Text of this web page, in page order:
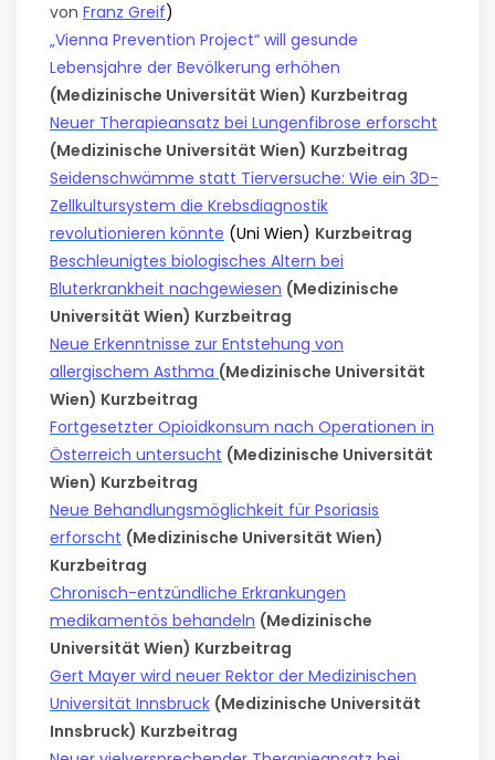
von Franz Greif)
„Vienna Prevention Project“ will gesunde
Lebensjahre der Bevölkerung erhöhen
(Medizinische Universität Wien) Kurzbeitrag
Neuer Therapieansatz bei Lungenfibrose erforscht
(Medizinische Universität Wien) Kurzbeitrag
Seidenschwämme statt Tierversuche: Wie ein 3D-
Zellkultursystem die Krebsdiagnostik
revolutionieren könnte (Uni Wien) Kurzbeitrag
Beschleunigtes biologisches Altern bei
Bluterkrankheit nachgewiesen (Medizinische
Universität Wien) Kurzbeitrag
Neue Erkenntnisse zur Entstehung von
allergischem Asthma (Medizinische Universität
Wien) Kurzbeitrag
Fortgesetzter Opioidkonsum nach Operationen in
Österreich untersucht (Medizinische Universität
Wien) Kurzbeitrag
Neue Behandlungsmöglichkeit für Psoriasis
erforscht (Medizinische Universität Wien)
Kurzbeitrag
Chronisch-entzündliche Erkrankungen
medikamentös behandeln (Medizinische
Universität Wien) Kurzbeitrag
Gert Mayer wird neuer Rektor der Medizinischen
Universität Innsbruck (Medizinische Universität
Innsbruck) Kurzbeitrag